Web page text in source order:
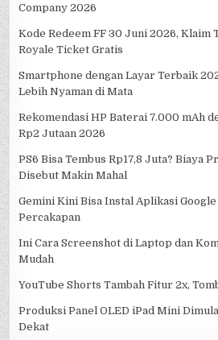
Company 2026
Kode Redeem FF 30 Juni 2026, Klaim
Royale Ticket Gratis
Smartphone dengan Layar Terbaik
Lebih Nyaman di Mata
Rekomendasi HP Baterai 7.000 mAh
Rp2 Jutaan 2026
PS6 Bisa Tembus Rp17,8 Juta? Biaya
Disebut Makin Mahal
Gemini Kini Bisa Instal Aplikasi
Percakapan
Ini Cara Screenshot di Laptop dan
Mudah
YouTube Shorts Tambah Fitur 2x,
Produksi Panel OLED iPad Mini
Dekat